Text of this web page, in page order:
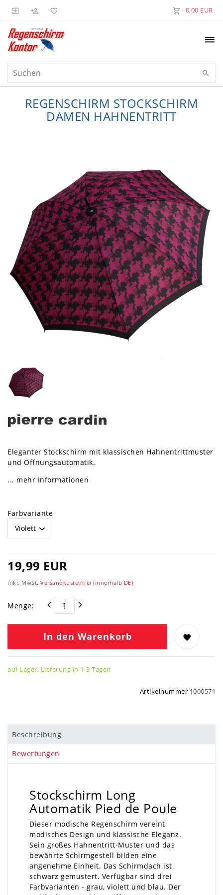
0,00 EUR
REGENSCHIRM STOCKSCHIRM
DAMEN HAHNENTRITT
Eleganter Stockschirm mit klassischen Hahnentrittmuster
und Öffnungsautomatik.
... mehr Informationen
Farbvariante
19,99 EUR
inkl. MwSt. Versandkostenfrei (innerhalb DE)
Menge:
In den Warenkorb
auf Lager, Lieferung in 1-3 Tagen
Artikelnummer 1000571
Beschreibung
Bewertungen
Stockschirm Long
Automatik Pied de Poule
Dieser modische Regenschirm vereint
modisches Design und klassische Eleganz.
Sein großes Hahnentritt-Muster und das
bewährte Schirmgestell bilden eine
angenehme Einheit. Das Schirmdach ist
schwarz gemustert. Verfügbar sind drei
Farbvarianten - grau, violett und blau. Der